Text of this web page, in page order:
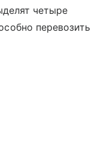
четыре
перевозить